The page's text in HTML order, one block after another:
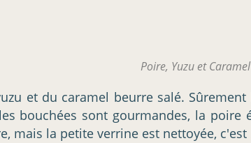
Poire, Yuzu et
et du caramel beurre salé.
bouchées sont gourmandes, la
mais la petite verrine est nettoyée, c'est